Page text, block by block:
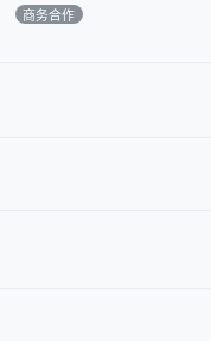
商务合作